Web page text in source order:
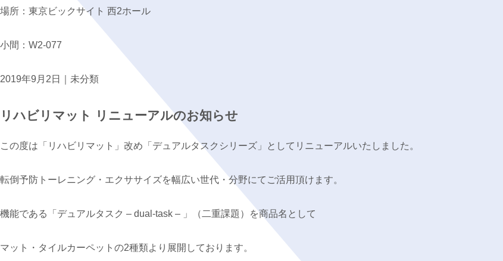
場所：東京ビックサイト 西2ホール
小間：W2-077
2019年9月2日｜ 未分類
リハビリマット リニューアルのお知らせ
この度は「リハビリマット」改め「デュアルタスクシリーズ」としてリニューアルいたしました。
転倒予防トーレニング・エクササイズを幅広い世代・分野にてご活用頂けます。
機能である「デュアルタスク – dual-task – 」（二重課題）を商品名として
マット・タイルカーペットの2種類より展開しております。